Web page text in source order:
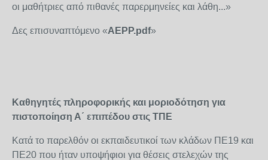
οι μαθήτριες από πιθανές παρερμηνείες και λάθη...»
Δες επισυναπτόμενο «AEPP.pdf»
Καθηγητές πληροφορικής και μοριοδότηση για
πιστοποίηση Α΄ επιπέδου στις ΤΠΕ
Κατά το παρελθόν οι εκπαιδευτικοί των κλάδων ΠΕ19 και
ΠΕ20 που ήταν υποψήφιοι για θέσεις στελεχών της